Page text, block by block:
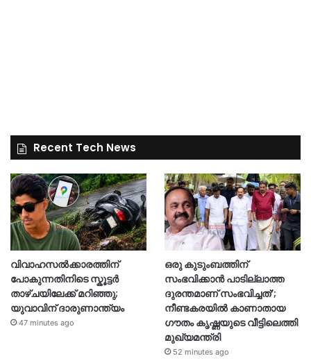
Recent Tech News
വിവാഹസൽക്കാരത്തിന്
പോകുന്നതിനിടെ സ്കൂട്ടർ
താഴ്ചയിലേക്ക് മറിഞ്ഞു;
യുവാവിന് ദാരുണാന്ത്യം
47 minutes ago
ഒരു കുടുംബത്തിന്
സംഭവിക്കാൻ പാടില്ലാത്ത
ദുരന്തമാണ് സംഭവിച്ചത്’;
നീണ്ടകരയില്‍ കാണാതായ
ഗൗതം കൃഷ്ണയുടെ വീട്ടിലെത്തി
മുഖ്യമന്ത്രി
52 minutes ago